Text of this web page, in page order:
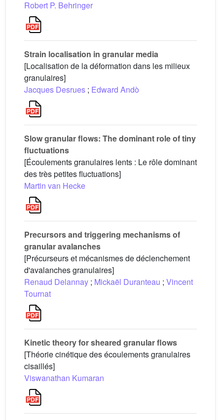
Robert P. Behringer
Strain localisation in granular media
[Localisation de la déformation dans les milieux
granulaires]
Jacques Desrues ; Edward Andò
Slow granular flows: The dominant role of tiny
fluctuations
[Écoulements granulaires lents : Le rôle dominant
des très petites fluctuations]
Martin van Hecke
Precursors and triggering mechanisms of
granular avalanches
[Précurseurs et mécanismes de déclenchement
d'avalanches granulaires]
Renaud Delannay ; Mickaël Duranteau ; Vincent
Tournat
Kinetic theory for sheared granular flows
[Théorie cinétique des écoulements granulaires
cisaillés]
Viswanathan Kumaran